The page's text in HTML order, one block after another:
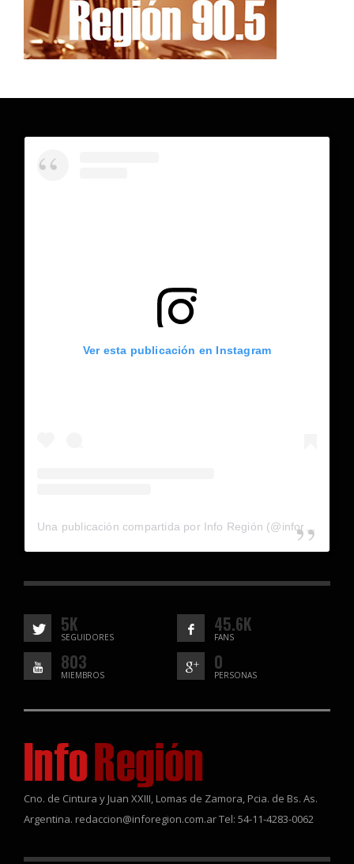
Ver esta publicación en Instagram
5K
SEGUIDORES
45.6K
FANS
803
MIEMBROS
0
PERSONAS
Cno. de Cintura y Juan XXIII, Lomas de Zamora, Pcia. de Bs. As.
Argentina. redaccion@inforegion.com.ar Tel: 54-11-4283-0062